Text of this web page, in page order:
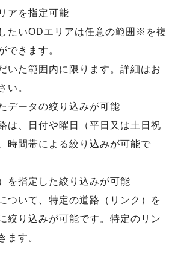
アを指定可能
たいODエリアは任意の範囲※を複
できます。
た範囲内に限ります。詳細はお
い。
データの絞り込みが可能
は、日付や曜日（平日又は土日祝
時間帯による絞り込みが可能で
を指定した絞り込みが可能
ついて、特定の道路（リンク）を
絞り込みが可能です。特定のリン
ます。